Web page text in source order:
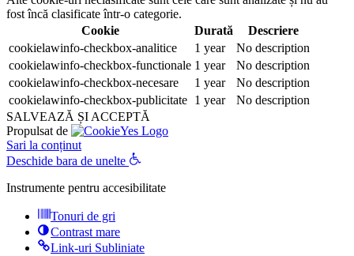
fost încă clasificate într-o categorie.
Cookie
Durată
Descriere
cookielawinfo-checkbox-analitice
1 year
No description
cookielawinfo-checkbox-functionale 1 year
No description
cookielawinfo-checkbox-necesare
1 year
No description
cookielawinfo-checkbox-publicitate 1 year
No description
SALVEAZĂ ȘI ACCEPTĂ
Propulsat de
Sari la conținut
Deschide bara de unelte
Instrumente pentru accesibilitate
Tonuri de gri
Contrast mare
Link-uri Subliniate